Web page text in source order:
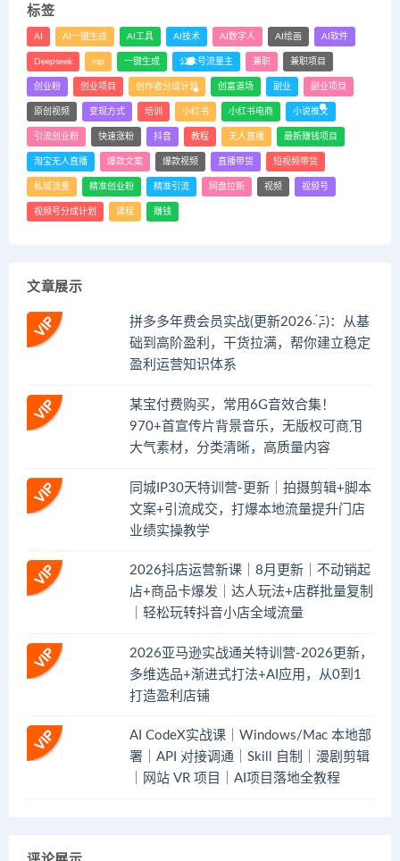
标签
AI AI一键生成 AI工具 AI技术 AI数字人 AI绘画 AI软件
Deepseek mp 一键生成 公众号流量主 兼职 兼职项目
创业粉 创业项目 创作者分成计划 创富道场 副业 副业项目
原创视频 变现方式 培训 小红书 小红书电商 小说推文
引流创业粉 快速涨粉 抖音 教程 无人直播 最新赚钱项目
淘宝无人直播 爆款文案 爆款视频 直播带货 短视频带货
私域流量 精准创业粉 精准引流 网盘拉新 视频 视频号
视频号分成计划 课程 赚钱
文章展示
拼多多年费会员实战(更新2026年)：从基
础到高阶盈利，干货拉满，帮你建立稳定
盈利运营知识体系
某宝付费购买，常用6G音效合集！
970+首宣传片背景音乐，无版权可商用
大气素材，分类清晰，高质量内容
同城IP30天特训营-更新｜拍摄剪辑+脚本
文案+引流成交，打爆本地流量提升门店
业绩实操教学
2026抖店运营新课｜8月更新｜不动销起
店+商品卡爆发｜达人玩法+店群批量复制
｜轻松玩转抖音小店全域流量
2026亚马逊实战通关特训营-2026更新，
多维选品+渐进式打法+AI应用，从0到1
打造盈利店铺
AI CodeX实战课｜Windows/Mac 本地部
署｜API 对接调通｜Skill 自制｜漫剧剪辑
｜网站 VR 项目｜AI项目落地全教程